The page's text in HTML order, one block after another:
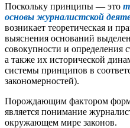
Поскольку принципы — это
основы журналистской
возникает теоретическая и
выяснения оснований
совокупности и определения
а также их исторической
системы принципов в
закономерностей).
Порождающим фактором
является понимание
окружающем мире законов.